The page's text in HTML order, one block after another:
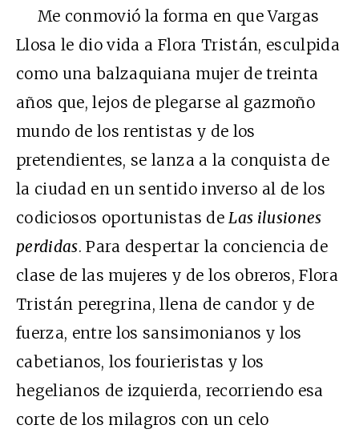
Me conmovió la forma en que Vargas
Llosa le dio vida a Flora Tristán, esculpida
como una balzaquiana mujer de treinta
años que, lejos de plegarse al gazmoño
mundo de los rentistas y de los
pretendientes, se lanza a la conquista de
la ciudad en un sentido inverso al de los
codiciosos oportunistas deLas ilusiones
perdidas. Para despertar la conciencia de
clase de las mujeres y de los obreros, Flora
Tristán peregrina, llena de candor y de
fuerza, entre los sansimonianos y los
cabetianos, los fourieristas y los
hegelianos de izquierda, recorriendo esa
corte de los milagros con un celo